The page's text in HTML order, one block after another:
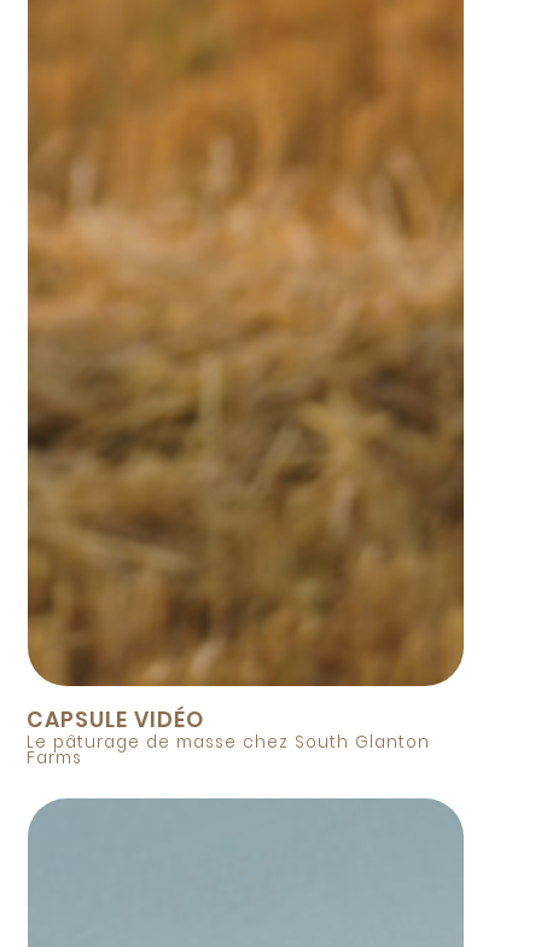
CAPSULE VIDÉO
Le pâturage de masse chez South Glanton
Farms